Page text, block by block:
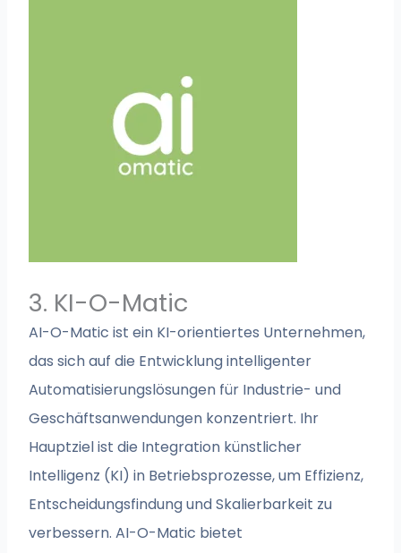
3. KI-O-Matic
AI-O-Matic ist ein KI-orientiertes Unternehmen,
das sich auf die Entwicklung intelligenter
Automatisierungslösungen für Industrie- und
Geschäftsanwendungen konzentriert. Ihr
Hauptziel ist die Integration künstlicher
Intelligenz (KI) in Betriebsprozesse, um Effizienz,
Entscheidungsfindung und Skalierbarkeit zu
verbessern. AI-O-Matic bietet